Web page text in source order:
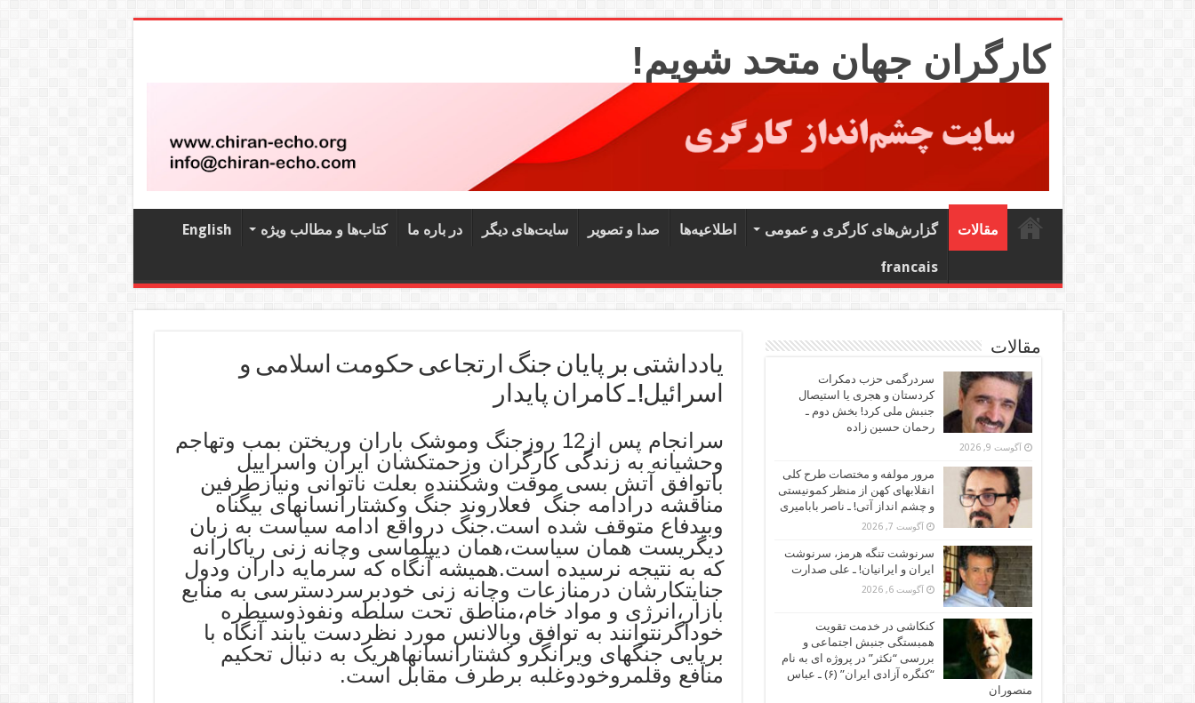
کارگران جهان متحد شویم!
مقالات گزارش‌های کارگری و عمومی اطلاعیه‌ها صدا و تصویر سایت‌های دیگر در باره ما کتاب‌‌ها و مطالب ویژه English
francais
یادداشتی بر پایان جنگ ارتجاعی حکومت اسلامی و
اسرائیل! ـ کامران پایدار
سرانجام پس از12 روزجنگ وموشک باران وریختن بمب وتهاجم
وحشیانه به زندگی کارگران وزحمتکشان ایران واسراییل
باتوافق آتش بسی موقت وشکننده بعلت ناتوانی ونیازطرفین
مناقشه درادامه جنگ فعلاروند جنگ وکشتارانسانهای بیگناه
وبیدفاع متوقف شده است.جنگ درواقع ادامه سیاست به زبان
دیگریست همان سیاست،همان دیپلماسی وچانه زنی ریاکارانه
که به نتیجه نرسیده است.همیشه آنگاه که سرمایه داران ودول
جنایتکارشان درمنازعات وچانه زنی خودبرسردسترسی به منابع
بازار،انرژی و مواد خام،مناطق تحت سلطه ونفوذوسیطره
خوداگرنتوانند به توافق وبالانس مورد نظردست یابند آنگاه با
برپایی جنگهای ویرانگرو کشتارانسانهاهریک به دنبال تحکیم
منافع وقلمروخودوغلبه برطرف مقابل است.
مقالات
سردرگمی حزب دمکرات
کردستان و هجری یا استیصال
جنبش ملی کرد! بخش دوم ـ
رحمان حسین زاده
آگوست 9, 2026
مرور مولفه و مختصات طرح کلی
انقلابهای کهن از منظر کمونیستی
و چشم انداز آتی! ـ ناصر بابامیری
آگوست 7, 2026
سرنوشت تنگه هرمز، سرنوشت
ایران و ایرانیان! ـ علی صدارت
آگوست 6, 2026
کنکاشی در خدمت تقویت
همبستگی جنبش اجتماعی و
بررسی “نکثر” در پروژه ای به نام
“کنگره آزادی ایران” (۶) ـ عباس
منصوران